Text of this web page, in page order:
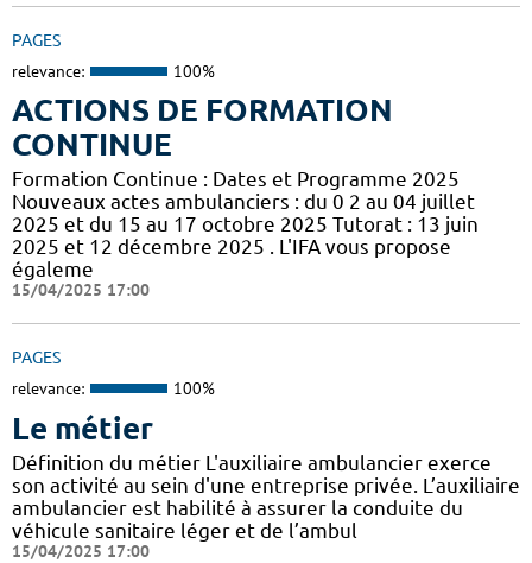
PAGES
relevance: 100%
ACTIONS DE FORMATION
CONTINUE
Formation Continue : Dates et Programme 2025
Nouveaux actes ambulanciers : du 0 2 au 04 juillet
2025 et du 15 au 17 octobre 2025 Tutorat : 13 juin
2025 et 12 décembre 2025 . L'IFA vous propose
égaleme
15/04/2025 17:00
PAGES
relevance: 100%
Le métier
Définition du métier L'auxiliaire ambulancier exerce
son activité au sein d'une entreprise privée. L’auxiliaire
ambulancier est habilité à assurer la conduite du
véhicule sanitaire léger et de l’ambul
15/04/2025 17:00